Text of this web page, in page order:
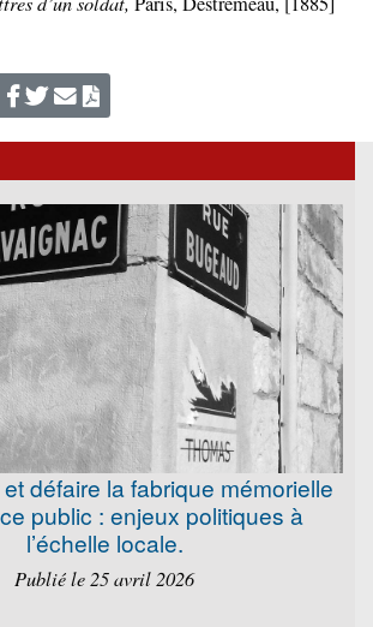
défaire la fabrique mémorielle
public : enjeux politiques à
l’échelle locale.
Publié le 25 avril 2026